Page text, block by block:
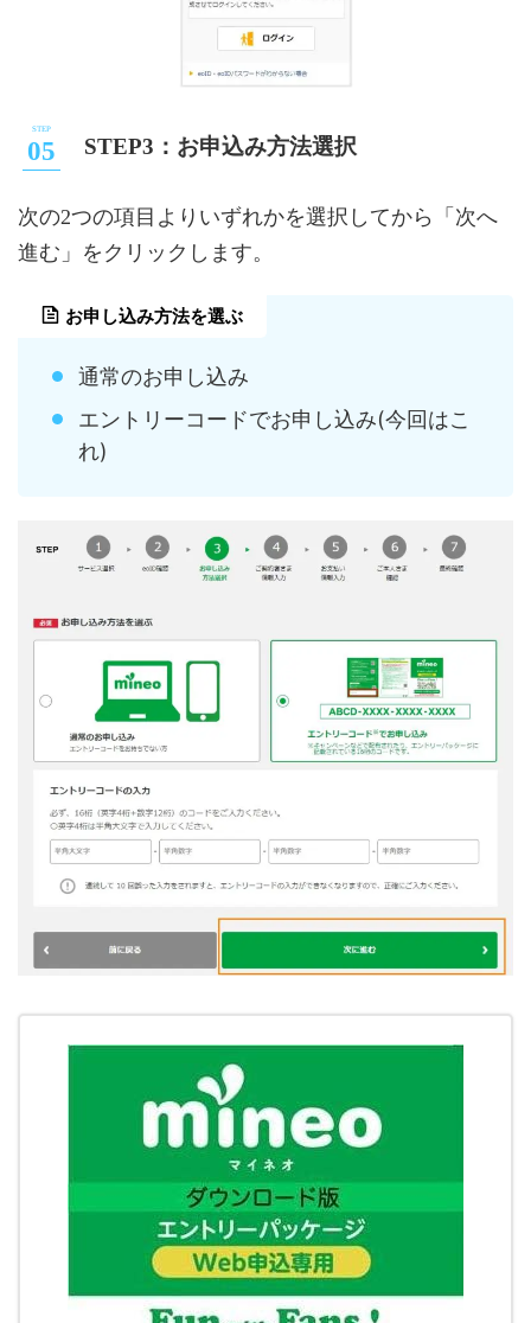
STEP3：お申込み方法選択
次の2つの項目よりいずれかを選択してから「次へ
進む」をクリックします。
お申し込み方法を選ぶ
通常のお申し込み
エントリーコードでお申し込み(今回はこ
れ)